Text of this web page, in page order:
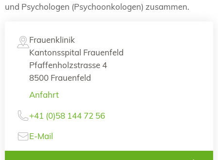
und Psychologen (Psychoonkologen) zusammen.
Frauenklinik
Kantonsspital Frauenfeld
Pfaffenholzstrasse 4
8500 Frauenfeld
Anfahrt
+41 (0)58 144 72 56
E-Mail